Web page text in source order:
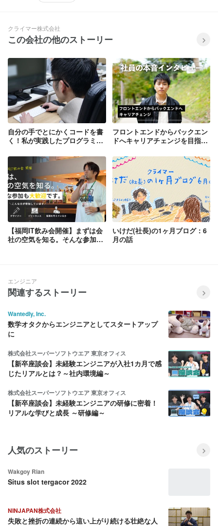
クライマー株式会社
この会社の他のストーリー
自分の手でとにかくコードを書
く！私が実践したプログラミン
フロントエンドからバックエン
ドへキャリアチェンジを目指し
【福岡IT飲み会開催】まずは会
社の空気を知る。そんな参加も
いけだ(社長)の1ヶ月ブログ：6
月の話
エンジニア
関連するストーリー
Wantedly, Inc.
数学オタクからエンジニアとしてスタートアップ
に
株式会社スーパーソフトウエア 東京オフィス
【新卒座談会】未経験エンジニアが入社1カ月で感
じたリアルとは？～社内環境編～
株式会社スーパーソフトウエア 東京オフィス
【新卒座談会】未経験エンジニアの研修に密着！
リアルな学びと成長 ～研修編～
人気のストーリー
Wakgoy Rian
Situs slot tergacor 2022
NINJAPAN株式会社
失敗と挫折の連続から這い上がり続ける壮絶な人